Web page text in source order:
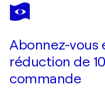
ADELA STOIAN
OCEAN LIGHTHOUSE
Abonnez-vous
réduction de
commande